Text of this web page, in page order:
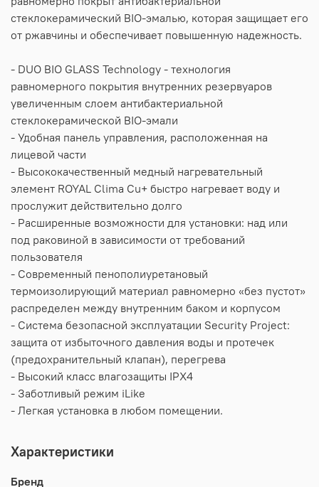
стеклокерамический BIO-эмалью, которая защищает его
от ржавчины и обеспечивает повышенную надежность.
- DUO BIO GLASS Technology - технология
равномерного покрытия внутренних резервуаров
увеличенным слоем антибактериальной
стеклокерамической BIO-эмали
- Удобная панель управления, расположенная на
лицевой части
- Высококачественный медный нагревательный
элемент ROYAL Clima Cu+ быстро нагревает воду и
прослужит действительно долго
- Расширенные возможности для установки: над или
под раковиной в зависимости от требований
пользователя
- Современный пенополиуретановый
термоизолирующий материал равномерно «без пустот»
распределен между внутренним баком и корпусом
- Система безопасной эксплуатации Security Project:
защита от избыточного давления воды и протечек
(предохранительный клапан), перегрева
- Высокий класс влагозащиты IPX4
- Заботливый режим iLike
- Легкая установка в любом помещении.
Характеристики
Бренд